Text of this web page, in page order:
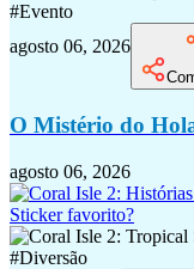
#Evento
agosto 06, 2026
O Mistério do
agosto 06, 2026
Sticker favorito?
#Diversão